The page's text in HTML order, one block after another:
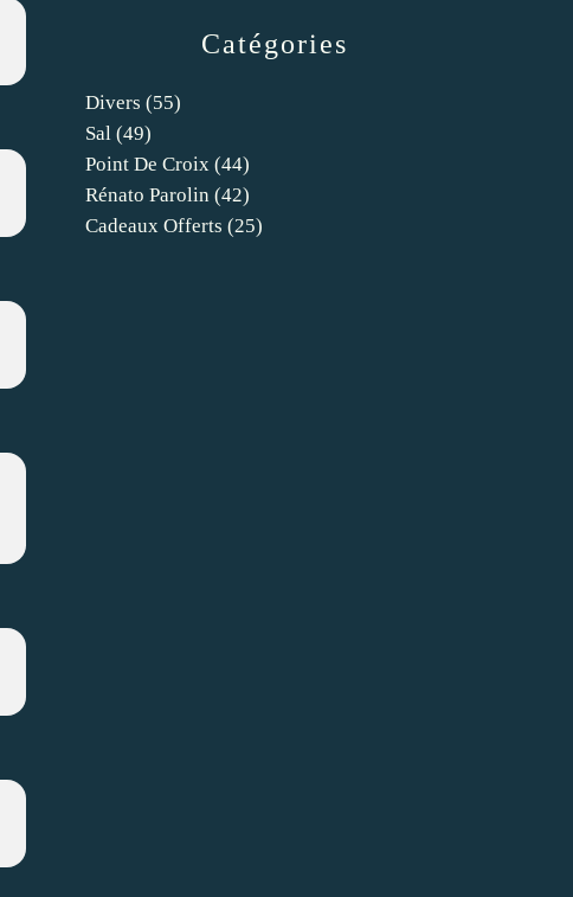
Catégories
Divers (55)
Sal (49)
Point De Croix (44)
Rénato Parolin (42)
Cadeaux Offerts (25)